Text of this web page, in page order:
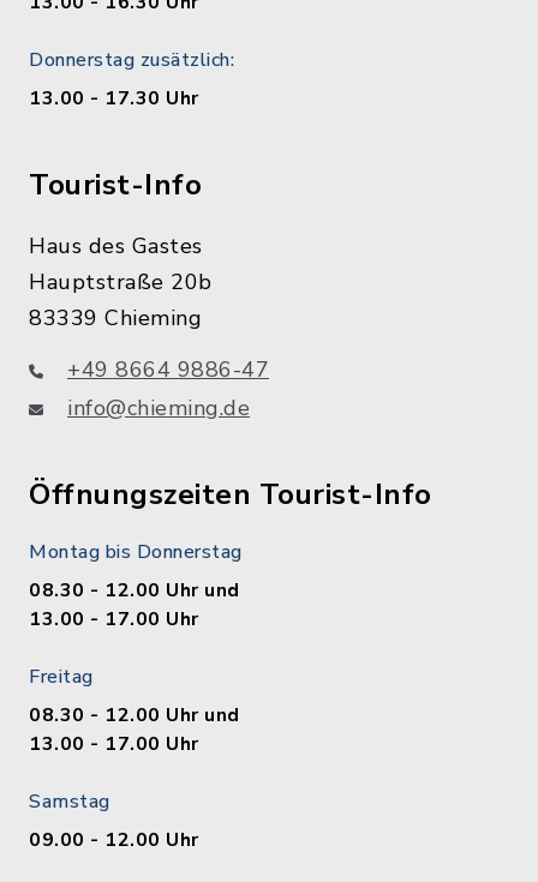
Donnerstag zusätzlich:
13.00 - 17.30 Uhr
Tourist-Info
Haus des Gastes
Hauptstraße 20b
83339 Chieming
+49 8664 9886-47
info@chieming.de
Öffnungszeiten Tourist-Info
Montag bis Donnerstag
08.30 - 12.00 Uhr und
13.00 - 17.00 Uhr
Freitag
08.30 - 12.00 Uhr und
13.00 - 17.00 Uhr
Samstag
09.00 - 12.00 Uhr